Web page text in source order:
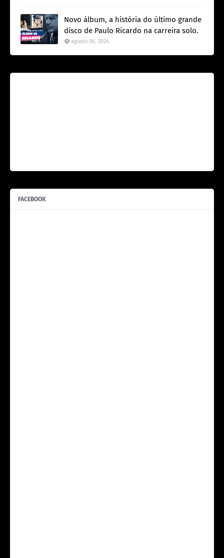
Novo álbum, a história do último grande
disco de Paulo Ricardo na carreira solo.
agosto 06, 2024
FACEBOOK